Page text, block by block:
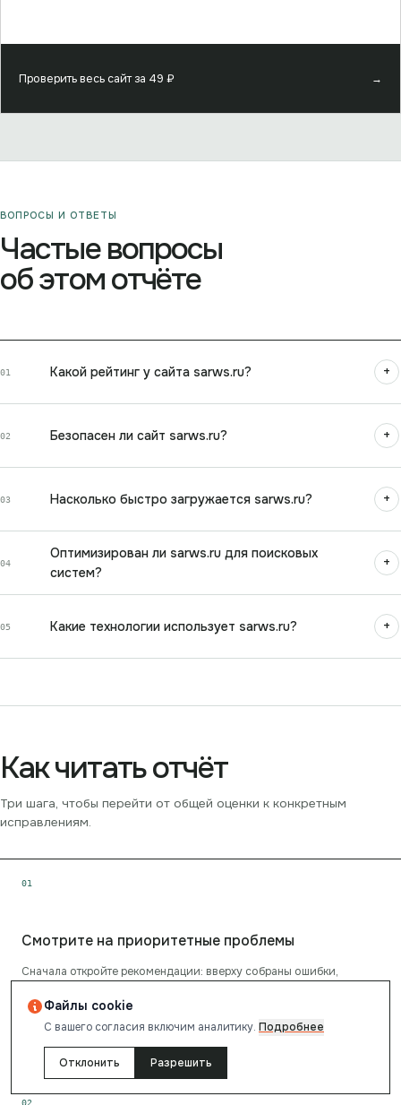
Проверить весь сайт за 49 ₽ →
ВОПРОСЫ И ОТВЕТЫ
Частые вопросы
об этом отчёте
01 Какой рейтинг у сайта sarws.ru? +
02 Безопасен ли сайт sarws.ru? +
03 Насколько быстро загружается sarws.ru? +
04
Оптимизирован ли sarws.ru для поисковых
систем?
+
05 Какие технологии использует sarws.ru? +
Как читать отчёт
Три шага, чтобы перейти от общей оценки к конкретным
исправлениям.
01
Смотрите на приоритетные проблемы
Сначала откройте рекомендации: вверху собраны ошибки,
02
Файлы cookie
С вашего согласия включим аналитику. Подробнее
Отклонить Разрешить